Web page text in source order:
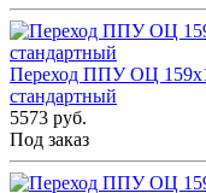
Переход ППУ ОЦ
стандартный
5573 руб.
Под заказ